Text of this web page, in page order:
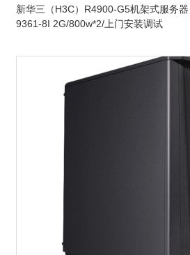
新华三（H3C）R4900-G5机架式服务
9361-8I 2G/800w*2/上门安装调试